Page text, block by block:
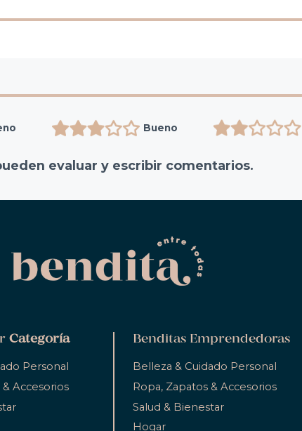
Bueno
evaluar y escribir comentarios.
Categoría
Personal
Accesorios
Benditas Emprendedoras
Belleza & Cuidado Personal
Ropa, Zapatos & Accesorios
Salud & Bienestar
Hogar